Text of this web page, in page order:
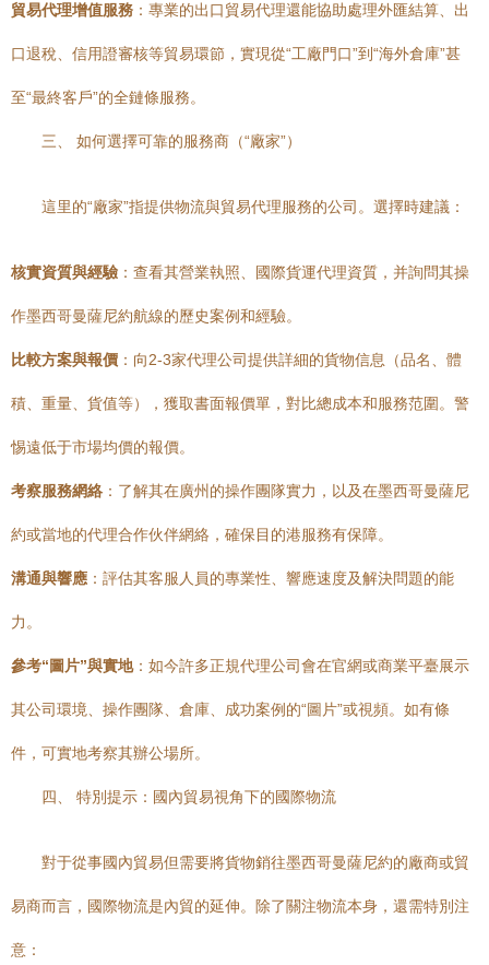
貿易代理增值服務 ：專業的出口貿易代理還能協助處理外匯結算、出
口退稅、信用證審核等貿易環節，實現從“工廠門口”到“海外倉庫”甚
至“最終客戶”的全鏈條服務。
三、 如何選擇可靠的服務商（“廠家”）
這里的“廠家”指提供物流與貿易代理服務的公司。選擇時建議：
核實資質與經驗 ：查看其營業執照、國際貨運代理資質，并詢問其操
作墨西哥曼薩尼約航線的歷史案例和經驗。
比較方案與報價 ：向2-3家代理公司提供詳細的貨物信息（品名、體
積、重量、貨值等），獲取書面報價單，對比總成本和服務范圍。警
惕遠低于市場均價的報價。
考察服務網絡 ：了解其在廣州的操作團隊實力，以及在墨西哥曼薩尼
約或當地的代理合作伙伴網絡，確保目的港服務有保障。
溝通與響應 ：評估其客服人員的專業性、響應速度及解決問題的能
力。
參考“圖片”與實地：如今許多正規代理公司會在官網或商業平臺展示
其公司環境、操作團隊、倉庫、成功案例的“圖片”或視頻。如有條
件，可實地考察其辦公場所。
四、 特別提示：國內貿易視角下的國際物流
對于從事國內貿易但需要將貨物銷往墨西哥曼薩尼約的廠商或貿
易商而言，國際物流是內貿的延伸。除了關注物流本身，還需特別注
意：